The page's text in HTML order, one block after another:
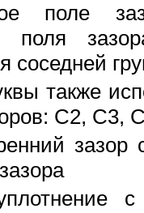
поле
поля
соседней
также
С2,
зазор